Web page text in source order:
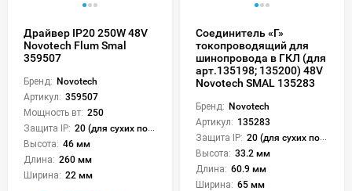
Драйвер IP20 250W 48V
Novotech Flum Smal
359507
Бренд: Novotech
Артикул: 359507
Мощность вт: 250
Защита IP: 20 (для сухих пом.)
Высота: 46 мм
Длина: 260 мм
Ширина: 22 мм
Соединитель «Г»
токопроводящий для
шинопровода в ГКЛ (для
арт.135198; 135200) 48V
Novotech SMAL 135283
Бренд: Novotech
Артикул: 135283
Защита IP: 20 (для сухих пом.)
Высота: 33.2 мм
Длина: 60.9 мм
Ширина: 65 мм